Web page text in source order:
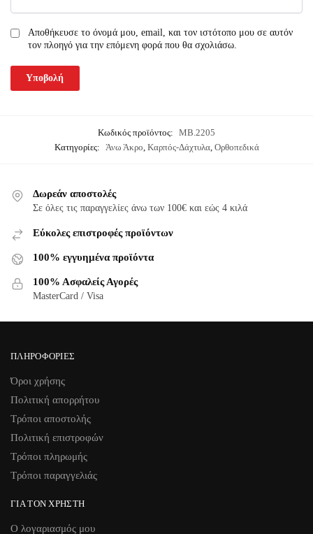
Αποθήκευσε το όνομά μου, email, και τον ιστότοπο μου σε αυτόν
τον πλοηγό για την επόμενη φορά που θα σχολιάσω.
Κωδικός προϊόντος: MB.2205
Κατηγορίες: Άνω Άκρο, Καρπός-Δάχτυλα, Ορθοπεδικά
Δωρεάν αποστολές
Σε όλες τις παραγγελίες άνω των 100€ και εώς 4 κιλά
Εύκολες επιστροφές προϊόντων
100% εγγυημένα προϊόντα
100% Ασφαλείς Αγορές
MasterCard / Visa
ΠΛΗΡΟΦΟΡΊΕΣ
Όροι χρήσης
Πολιτική απορρήτου
Τρόποι αποστολής
Πολιτική επιστροφών
Τρόποι πληρωμής
Τρόποι παραγγελιάς
ΓΙΑ ΤΟΝ ΧΡΉΣΤΗ
Ο λογαριασμός μου